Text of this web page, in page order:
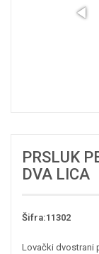
PRSLUK
DVA LICA
Šifra:11302
Lovački dvostrani